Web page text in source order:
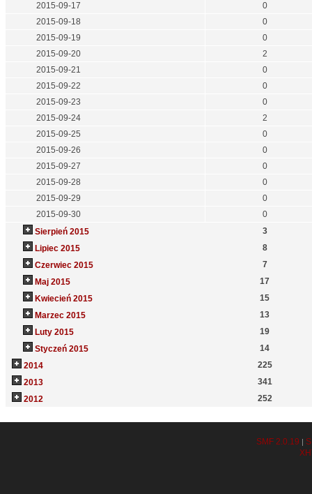
2015-09-17
0
2015-09-18
0
2015-09-19
0
2015-09-20
2
2015-09-21
0
2015-09-22
0
2015-09-23
0
2015-09-24
2
2015-09-25
0
2015-09-26
0
2015-09-27
0
2015-09-28
0
2015-09-29
0
2015-09-30
0
Sierpień 2015
3
Lipiec 2015
8
Czerwiec 2015
7
Maj 2015
17
Kwiecień 2015
15
Marzec 2015
13
Luty 2015
19
Styczeń 2015
14
2014
225
2013
341
2012
252
SMF 2.0.19